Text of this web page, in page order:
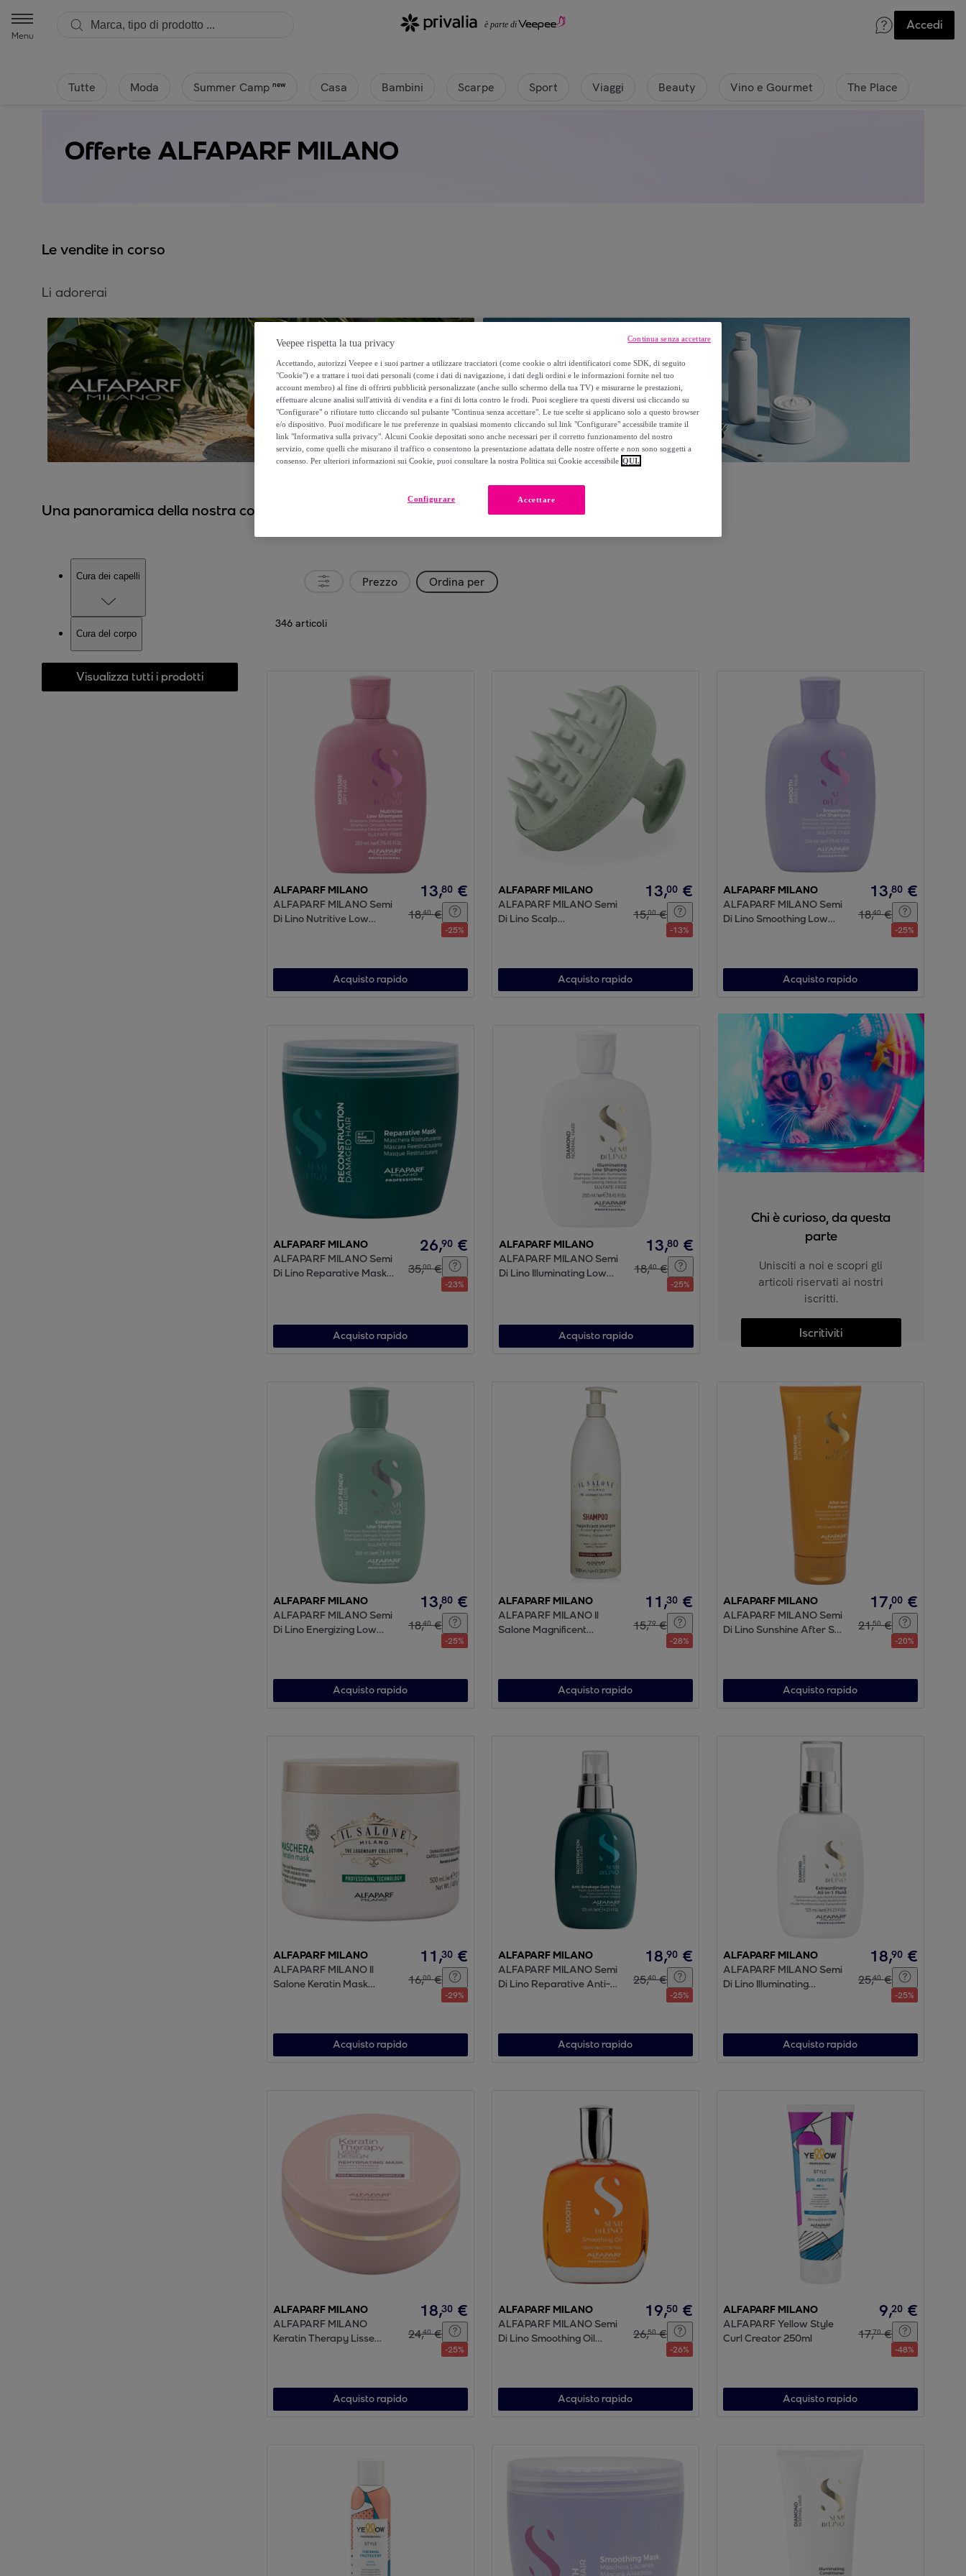
Menu
Accedi
Tutte Moda Summer Camp new Casa Bambini Scarpe Sport Viaggi Beauty Vino e Gourmet The Place
Offerte ALFAPARF MILANO
Le vendite in corso
Li adorerai
Una panoramica della nostra collezione
Cura dei capelli
Cura del corpo
Visualizza tutti i prodotti
Prezzo Ordina per
346 articoli
ALFAPARF MILANO
ALFAPARF MILANO Semi
Di Lino Nutritive Low
13,80 €
18,40 €
-25%
Acquisto rapido
ALFAPARF MILANO
ALFAPARF MILANO Semi
Di Lino Scalp
13,00 €
15,00 €
-13%
Acquisto rapido
ALFAPARF MILANO
ALFAPARF MILANO Semi
Di Lino Smoothing Low
13,80 €
18,40 €
-25%
Acquisto rapido
ALFAPARF MILANO
ALFAPARF MILANO Semi
Di Lino Reparative Mask
26,90 €
35,00 €
-23%
Acquisto rapido
ALFAPARF MILANO
ALFAPARF MILANO Semi
Di Lino Illuminating Low
13,80 €
18,40 €
-25%
Acquisto rapido
Chi è curioso, da questa
parte
Unisciti a noi e scopri gli
articoli riservati ai nostri
iscritti.
Iscritiviti
ALFAPARF MILANO
ALFAPARF MILANO Semi
Di Lino Energizing Low
13,80 €
18,40 €
-25%
Acquisto rapido
ALFAPARF MILANO
ALFAPARF MILANO Il
Salone Magnificent
11,30 €
15,79 €
-28%
Acquisto rapido
ALFAPARF MILANO
ALFAPARF MILANO Semi
Di Lino Sunshine After Sun
17,00 €
21,50 €
-20%
Acquisto rapido
ALFAPARF MILANO
ALFAPARF MILANO Il
Salone Keratin Mask
11,30 €
16,00 €
-29%
Acquisto rapido
ALFAPARF MILANO
ALFAPARF MILANO Semi
Di Lino Reparative Anti-
18,90 €
25,40 €
-25%
Acquisto rapido
ALFAPARF MILANO
ALFAPARF MILANO Semi
Di Lino Illuminating
18,90 €
25,40 €
-25%
Acquisto rapido
ALFAPARF MILANO
ALFAPARF MILANO
Keratin Therapy Lisse
18,30 €
24,40 €
-25%
Acquisto rapido
ALFAPARF MILANO
ALFAPARF MILANO Semi
Di Lino Smoothing Oil
19,50 €
26,50 €
-26%
Acquisto rapido
ALFAPARF MILANO
ALFAPARF Yellow Style
Curl Creator 250ml
9,20 €
17,70 €
-48%
Acquisto rapido
Veepee rispetta la tua privacy
Accettando, autorizzi Veepee e i suoi partner a utilizzare tracciatori (come cookie o altri identificatori come SDK, di seguito
"Cookie") e a trattare i tuoi dati personali (come i dati di navigazione, i dati degli ordini e le informazioni fornite nel tuo
account membro) al fine di offrirti pubblicità personalizzate (anche sullo schermo della tua TV) e misurarne le prestazioni,
effettuare alcune analisi sull'attività di vendita e a fini di lotta contro le frodi. Puoi scegliere tra questi diversi usi cliccando su
"Configurare" o rifiutare tutto cliccando sul pulsante "Continua senza accettare". Le tue scelte si applicano solo a questo browser
e/o dispositivo. Puoi modificare le tue preferenze in qualsiasi momento cliccando sul link "Configurare" accessibile tramite il
link "Informativa sulla privacy". Alcuni Cookie depositati sono anche necessari per il corretto funzionamento del nostro
servizio, come quelli che misurano il traffico o consentono la presentazione adattata delle nostre offerte e non sono soggetti a
consenso. Per ulteriori informazioni sui Cookie, puoi consultare la nostra Politica sui Cookie accessibile QUI.
Accettare
Configurare
Continua senza accettare